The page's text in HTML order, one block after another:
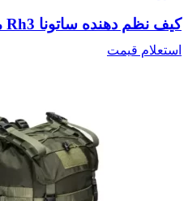
کیف نظم دهنده ساتونا Rh3 مجموعه 3 تایی – Satona
استعلام قیمت